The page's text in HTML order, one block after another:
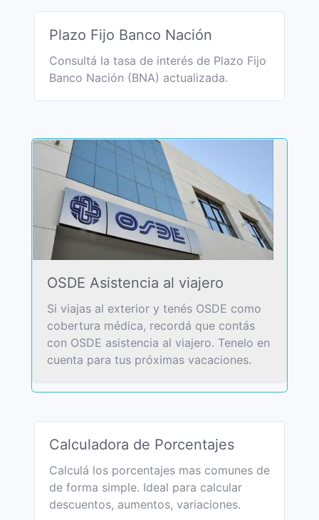
Plazo Fijo Banco Nación
Consultá la tasa de interés de Plazo Fijo
Banco Nación (BNA) actualizada.
OSDE Asistencia al viajero
Si viajas al exterior y tenés OSDE como
cobertura médica, recordá que contás
con OSDE asistencia al viajero. Tenelo en
cuenta para tus próximas vacaciones.
Calculadora de Porcentajes
Calculá los porcentajes mas comunes de
de forma simple. Ideal para calcular
descuentos, aumentos, variaciones.